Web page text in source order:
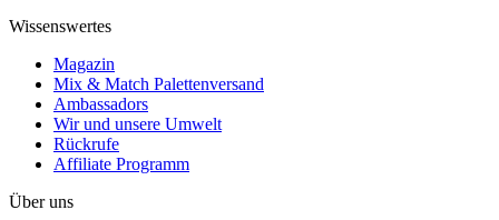
Wissenswertes
Magazin
Mix & Match Palettenversand
Ambassadors
Wir und unsere Umwelt
Rückrufe
Affiliate Programm
Über uns